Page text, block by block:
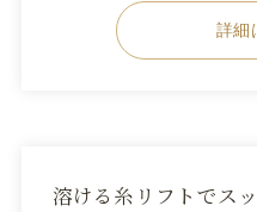
詳細
溶ける糸リフトでス